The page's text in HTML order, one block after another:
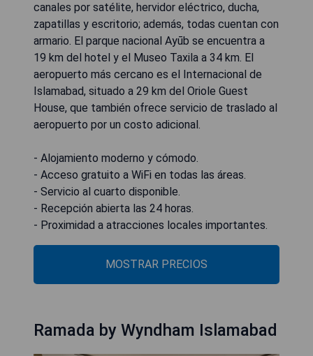
canales por satélite, hervidor eléctrico, ducha,
zapatillas y escritorio; además, todas cuentan con
armario. El parque nacional Ayūb se encuentra a
19 km del hotel y el Museo Taxila a 34 km. El
aeropuerto más cercano es el Internacional de
Islamabad, situado a 29 km del Oriole Guest
House, que también ofrece servicio de traslado al
aeropuerto por un costo adicional.
- Alojamiento moderno y cómodo.
- Acceso gratuito a WiFi en todas las áreas.
- Servicio al cuarto disponible.
- Recepción abierta las 24 horas.
- Proximidad a atracciones locales importantes.
MOSTRAR PRECIOS
Ramada by Wyndham Islamabad